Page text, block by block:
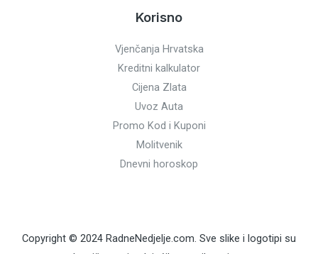
Korisno
Vjenčanja Hrvatska
Kreditni kalkulator
Cijena Zlata
Uvoz Auta
Promo Kod i Kuponi
Molitvenik
Dnevni horoskop
Copyright © 2024 RadneNedjelje.com. Sve slike i logotipi su